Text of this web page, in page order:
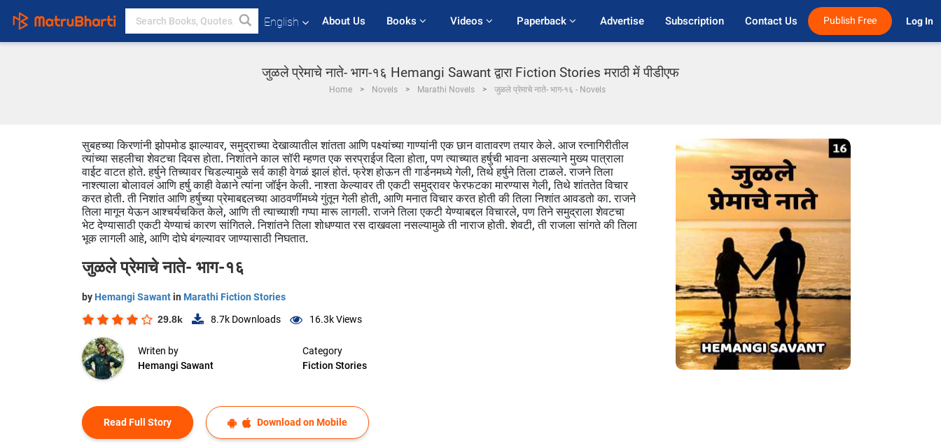
English About Us Books Videos Paperback Advertise Subscription Contact Us Publish Free Log In
जुळले प्रेमाचे नाते- भाग-१६ Hemangi Sawant द्वारा Fiction Stories मराठी में पीडीएफ
Home Novels Marathi Novels जुळले प्रेमाचे नाते- भाग-१६ - Novels
सुबहच्या किरणांनी झोपमोड झाल्यावर, समुद्राच्या देखाव्यातील शांतता आणि पक्ष्यांच्या गाण्यांनी एक छान वातावरण तयार केले. आज रत्नागिरीतील
त्यांच्या सहलीचा शेवटचा दिवस होता. निशांतने काल सॉरी म्हणत एक सरप्राईज दिला होता, पण त्याच्यात हर्षुची भावना असल्याने मुख्य पात्राला
वाईट वाटत होते. हर्षुने तिच्यावर चिडल्यामुळे सर्व काही वेगळं झालं होतं. फ्रेश होऊन ती गार्डनमध्ये गेली, तिथे हर्षुने तिला टाळले. राजने तिला
नाश्त्याला बोलावलं आणि हर्षु काही वेळाने त्यांना जॉईन केली. नाश्ता केल्यावर ती एकटी समुद्रावर फेरफटका मारण्यास गेली, तिथे शांततेत विचार
करत होती. ती निशांत आणि हर्षुच्या प्रेमाबद्दलच्या आठवणींमध्ये गुंतून गेली होती, आणि मनात विचार करत होती की तिला निशांत आवडतो का. राजने
तिला मागून येऊन आश्चर्यचकित केले, आणि ती त्याच्याशी गप्पा मारू लागली. राजने तिला एकटी येण्याबद्दल विचारले, पण तिने समुद्राला शेवटचा
भेट देण्यासाठी एकटी येण्याचं कारण सांगितले. निशांतने तिला शोधण्यात रस दाखवला नसल्यामुळे ती नाराज होती. शेवटी, ती राजला सांगते की तिला
भूक लागली आहे, आणि दोघे बंगल्यावर जाण्यासाठी निघतात.
जुळले प्रेमाचे नाते- भाग-१६
by Hemangi Sawantin Marathi Fiction Stories
29.8k 8.7k Downloads 16.3kViews
Writen by
Hemangi Sawant
Category
Fiction Stories
Read Full Story Download on Mobile